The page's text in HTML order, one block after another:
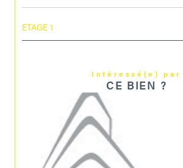
ETAGE 1
Intéressé(e) par
CE BIEN ?